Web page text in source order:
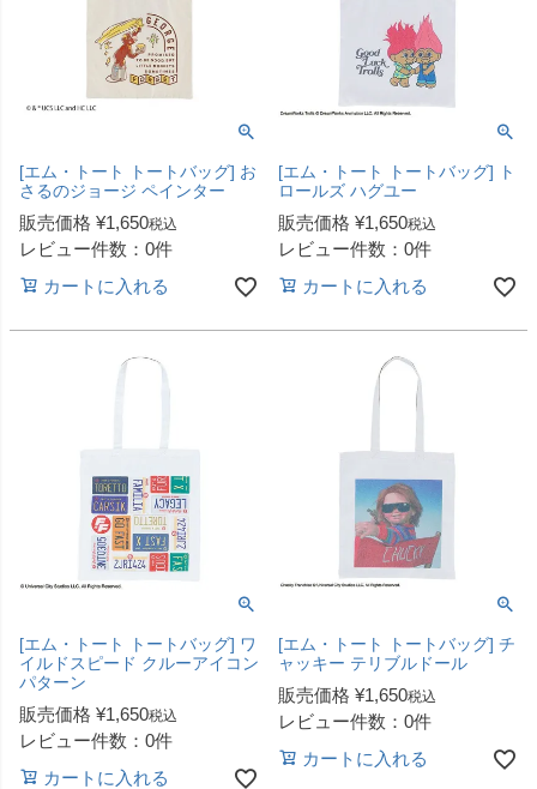
[エム・トート トートバッグ] お
さるのジョージ ペインター
販売価格 ¥1,650税込
レビュー件数：0件
カートに入れる
[エム・トート トートバッグ] ト
ロールズ ハグユー
販売価格 ¥1,650税込
レビュー件数：0件
カートに入れる
[エム・トート トートバッグ] ワ
イルドスピード クルーアイコン
パターン
販売価格 ¥1,650税込
レビュー件数：0件
カートに入れる
[エム・トート トートバッグ] チ
ャッキー テリブルドール
販売価格 ¥1,650税込
レビュー件数：0件
カートに入れる